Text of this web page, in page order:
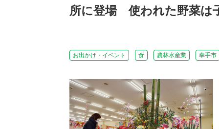
所に登場 使われた野菜は
お出かけ・イベント 食 農林水産業 幸手市